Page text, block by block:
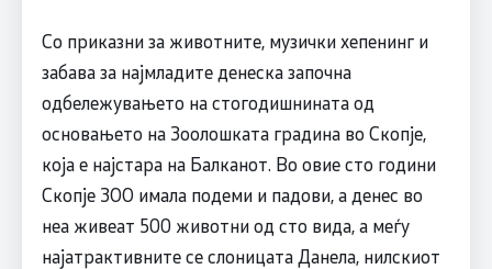
Со приказни за животните, музички хепенинг и
забава за најмладите денеска започна
одбележувањето на стогодишнината од
основањето на Зоолошката градина во Скопје,
која е најстара на Балканот. Во овие сто години
Скопје ЗОО имала подеми и падови, а денес во
неа живеат 500 животни од сто вида, а меѓу
најатрактивните се слоницата Данела, нилскиот